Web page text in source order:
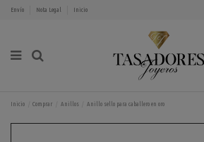
Envío Nota Legal Inicio
Inicio Comprar Anillos Anillo sello para caballero en oro